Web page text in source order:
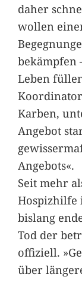
daher
wollen
bekämpfen
Leben
Karben,
Angebot
Angebots«.
Seit mehr
Hospizhilfe
bislang
Tod der
offiziell.
über